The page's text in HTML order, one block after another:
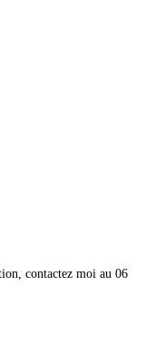
contactez moi au 06